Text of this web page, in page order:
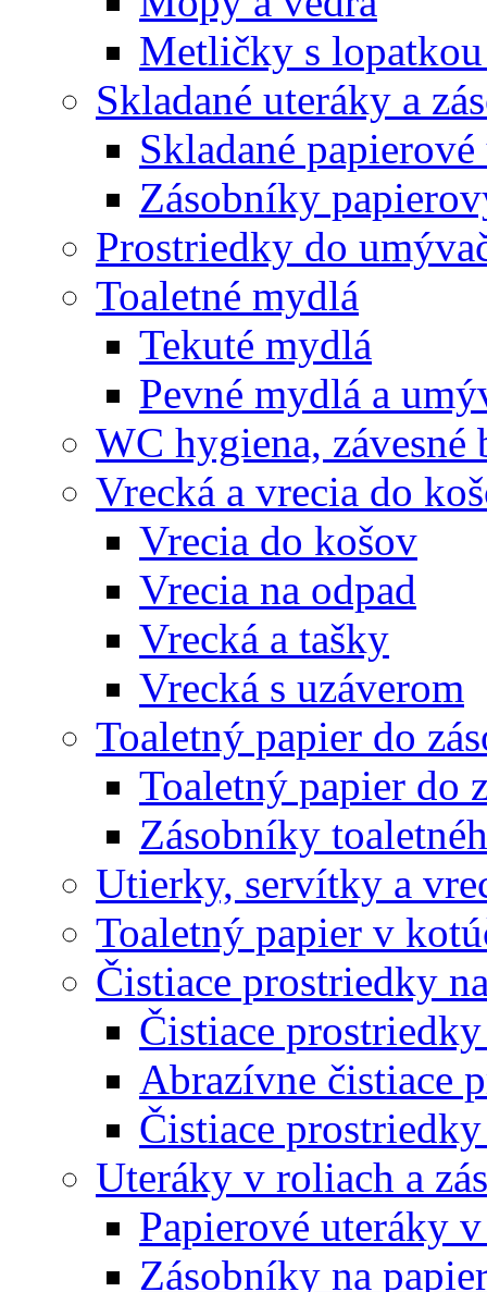
Metličky s
Skladané uteráky a
Skladané
Zásobníky
Prostriedky do
Toaletné mydlá
Tekuté mydlá
Pevné mydlá a
WC hygiena, závesné
Vrecká a vrecia do
Vrecia do košov
Vrecia na odpad
Vrecká a tašky
Vrecká s uzáverom
Toaletný papier do
Toaletný papier do
Zásobníky
Utierky, servítky a
Toaletný papier v
Čistiace prostriedky
Čistiace
Abrazívne čistiace
Čistiace
Uteráky v roliach a
Papierové uteráky
Zásobníky na